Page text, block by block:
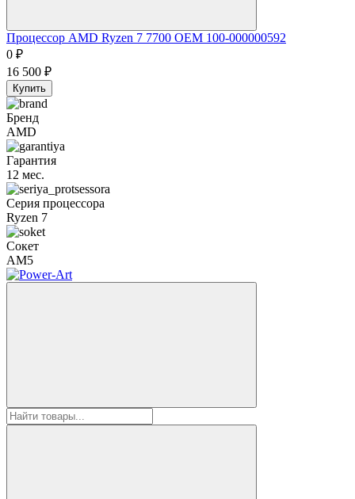
Процессор AMD Ryzen 7 7700 OEM 100-000000592
0 ₽
16 500 ₽
Купить
Бренд
AMD
Гарантия
12 мес.
Серия процессора
Ryzen 7
Сокет
AM5